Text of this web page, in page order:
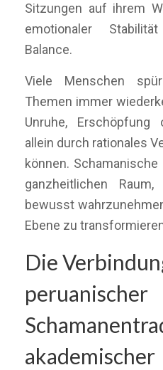
Sitzungen auf ihrem
emotionaler
Balance.
Viele Menschen
Themen immer
Unruhe,
allein durch rationales
können.
ganzheitlichen
bewusst
Ebene zu
Die
peruanischer
akademischer